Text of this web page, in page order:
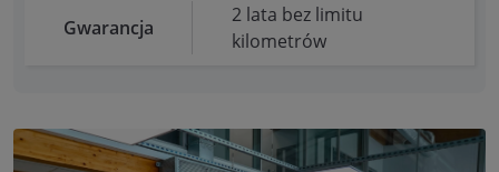
Gwarancja
2 lata bez limitu
kilometrów